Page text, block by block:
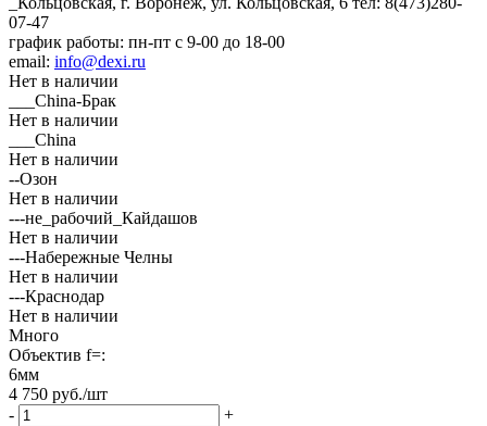
07-47
график работы: пн-пт с 9-00 до 18-00
email: info@dexi.ru
Нет в наличии
___China-Брак
Нет в наличии
___China
Нет в наличии
--Озон
Нет в наличии
---не_рабочий_Кайдашов
Нет в наличии
---Набережные Челны
Нет в наличии
---Краснодар
Нет в наличии
Много
Объектив f=:
6мм
4 750 руб./шт
-
+